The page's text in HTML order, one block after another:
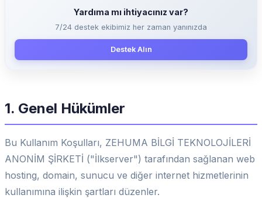
Yardıma mı ihtiyacınız var?
7/24 destek ekibimiz her zaman yanınızda
Destek Alın
1. Genel Hükümler
Bu Kullanım Koşulları, ZEHUMA BİLGİ TEKNOLOJİLERİ
ANONİM ŞİRKETİ ("İlkserver") tarafından sağlanan web
hosting, domain, sunucu ve diğer internet hizmetlerinin
kullanımına ilişkin şartları düzenler.